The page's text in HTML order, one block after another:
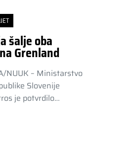
šalje oba
Grenland
NUUK – Ministarstvo
Slovenije
je potvrdilo…